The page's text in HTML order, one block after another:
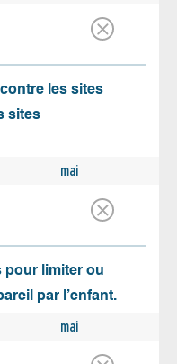
les sites
sites
mai
pour limiter ou
par l’enfant.
mai